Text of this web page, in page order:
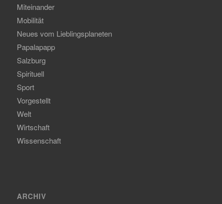
Miteinander
Mobilität
Neues vom Lieblingsplaneten
Papalapapp
Salzburg
Spirituell
Sport
Vorgestellt
Welt
Wirtschaft
Wissenschaft
ARCHIV